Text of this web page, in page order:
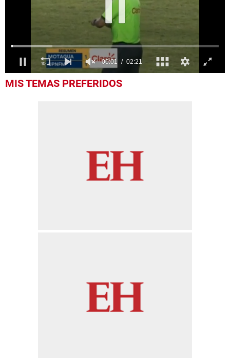
seconds
MIS TEMAS PREFERIDOS